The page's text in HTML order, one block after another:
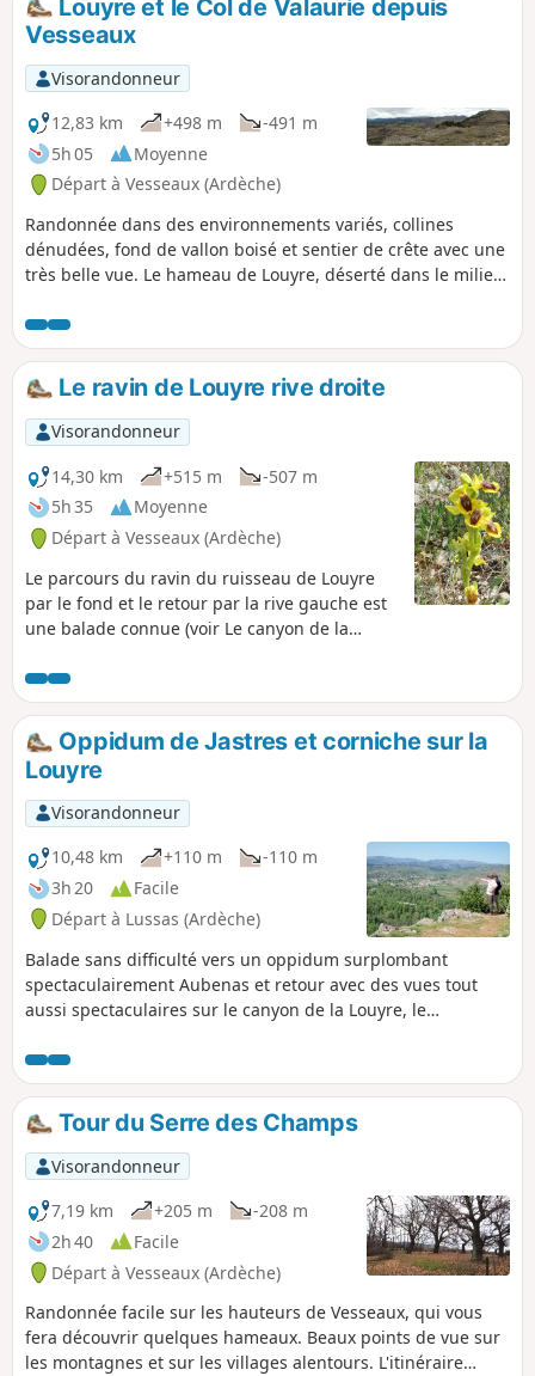
Louyre et le Col de Valaurie depuis
Vesseaux
Visorandonneur
12,83 km
+498 m
-491 m
5h 05
Moyenne
Départ à Vesseaux (Ardèche)
Randonnée dans des environnements variés, collines
dénudées, fond de vallon boisé et sentier de crête avec une
très belle vue. Le hameau de Louyre, déserté dans le milieu
Le ravin de Louyre rive droite
Visorandonneur
14,30 km
+515 m
-507 m
5h 35
Moyenne
Départ à Vesseaux (Ardèche)
Le parcours du ravin du ruisseau de Louyre
par le fond et le retour par la rive gauche est
une balade connue (voir Le canyon de la
Grenouillettes). Le circuit proposé ici propose
un trajet par des sentiers dominant la rive
droite avec de belles vues sur les falaises du
site d'escalade des Combasses.
Oppidum de Jastres et corniche sur la
Louyre
Visorandonneur
10,48 km
+110 m
-110 m
3h 20
Facile
Départ à Lussas (Ardèche)
Balade sans difficulté vers un oppidum surplombant
spectaculairement Aubenas et retour avec des vues tout
aussi spectaculaires sur le canyon de la Louyre, le
Mirabel. Des variantes à l'itinéraire vous sont proposées,
raccourcissant ou allongeant le parcours.
Tour du Serre des Champs
Visorandonneur
7,19 km
+205 m
-208 m
2h 40
Facile
Départ à Vesseaux (Ardèche)
Randonnée facile sur les hauteurs de Vesseaux, qui vous
fera découvrir quelques hameaux. Beaux points de vue sur
les montagnes et sur les villages alentours. L'itinéraire